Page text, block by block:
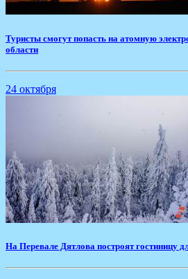
Туристы смогут попасть на атомную
области
24 октября
На Перевале Дятлова построят гостиницу